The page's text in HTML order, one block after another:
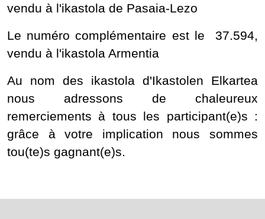
vendu à l'ikastola de Pasaia-Lezo
Le numéro complémentaire est le 37.594,
vendu à l'ikastola Armentia
Au nom des ikastola d'Ikastolen Elkartea
nous adressons de chaleureux
remerciements à tous les participant(e)s :
grâce à votre implication nous sommes
tou(te)s gagnant(e)s.